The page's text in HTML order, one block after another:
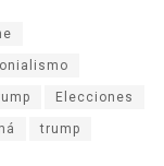
Elecciones
trump